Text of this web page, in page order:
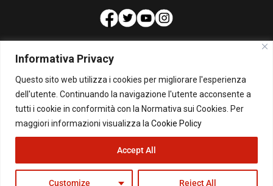
Informativa Privacy
Questo sito web utilizza i cookies per migliorare l'esperienza
dell'utente. Continuando la navigazione l'utente acconsente a
tutti i cookie in conformità con la Normativa sui Cookies. Per
maggiori informazioni visualizza la Cookie Policy
Customize Reject All
Accept All
PUBBLICITA'
Per la tua pubblicità su questo Blog:
pubblicita@beppegrillo.it
© Copyright 2026 - Il Blog di Beppe Grillo. All Rights Reserved - Powered by
happygrafic.com